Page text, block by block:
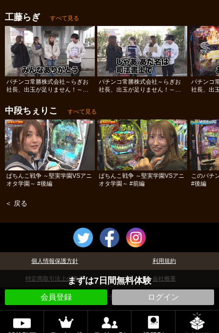
まずは7日間無料体験
会員登録 ログイン
工藤らぎ すべて見る
パチンコ常勝株式会社～らぎお
社長、出玉が足りません！～
パチンコ常勝株式会社～らぎお
社長、出玉が足りません！～
パチンコ
社長、出
中段ちぇりこ すべて見る
ぱちんこ戦争 ～堅実学園VSアニ
オタ学園～ #後編
ぱちんこ戦争 ～堅実学園VSアニ
オタ学園～ #前編
このパチ
#後編
＜ 戻る
個人情報保護方針 利用規約
特定商取引法上の表示 会社概要
©パチテレ！